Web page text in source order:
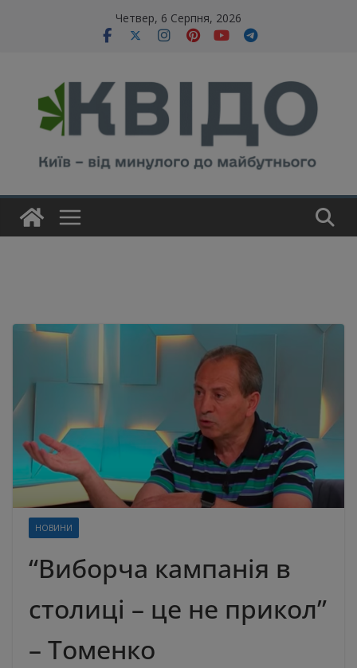
Четвер, 6 Серпня, 2026
НОВИНИ
“Виборча кампанія в
столиці – це не прикол”
– Томенко
modal-check